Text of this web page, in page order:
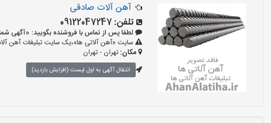
آهن آلات صادقی
تلفن: 09122047247
لطفا پس از تماس با فروشنده بگویید: «آگهی شما را در
سایت «آهن آلاتی ها»،یک سایت تبلیغات آهن
مکان:تهران - تهران
انتقال آگهی به اول لیست (افزایش بازدید)